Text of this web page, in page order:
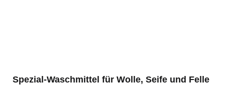
Spezial-Waschmittel für Wolle, Seife und Felle